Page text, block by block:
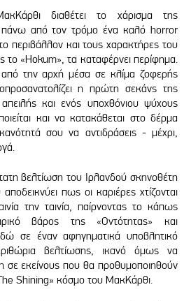
διαθέτει το χάρισμα της
πάνω από τον τρόμο ένα καλό horror
περιβάλλον και τους χαρακτήρες του
«Hokum», τα καταφέρνει περίφημα.
από την αρχή μέσα σε κλίμα ζοφερής
η πρώτη σεκάνς της
απειλής και ενός υποχθόνιου ψύχους
και να κατακάθεται στο δέρμα
σου να αντιδράσεις - μέχρι,
βελτίωση του Ιρλανδού σκηνοθέτη
πως οι καριέρες χτίζονται
την ταινία, παίρνοντας το κάπως
βάρος της «Οντότητας» και
σε έναν αφηγηματικά υποβλητικό
βελτίωσης, ικανό όμως να
σε εκείνους που θα προθυμοποιηθούν
Shining» κόσμο του ΜακΚάρθι.